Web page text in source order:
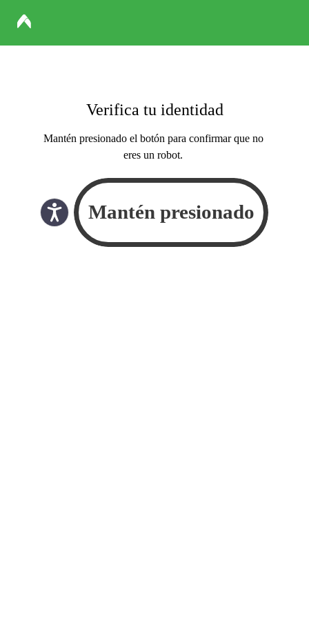
Verifica tu identidad
Mantén presionado el botón para confirmar que no
eres un robot.